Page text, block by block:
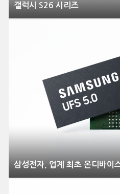
갤럭시 S26 시리즈
삼성전자, 업계 최초 온디바이